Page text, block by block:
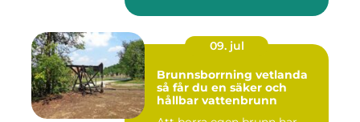
09. jul
Brunnsborrning vetlanda
så får du en säker och
hållbar vattenbrunn